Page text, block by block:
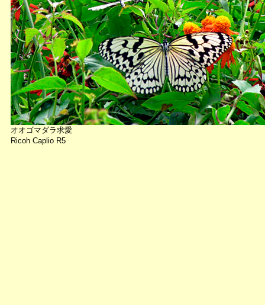
オオゴマダラ求愛
Ricoh Caplio R5